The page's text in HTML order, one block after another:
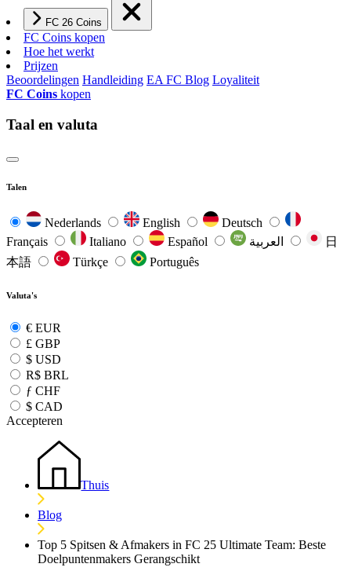
FC 26 Coins
FC Coins kopen
Hoe het werkt
Prijzen
Beoordelingen Handleiding EA FC Blog Loyaliteit
FC Coins kopen
Taal en valuta
Talen
Nederlands English
Deutsch
Français
Italiano Español
日
本語
Türkçe Português
Valuta's
€ EUR
£ GBP
$ USD
R$ BRL
ƒ CHF
$ CAD
Accepteren
Thuis
Blog
Top 5 Spitsen & Afmakers in FC 25 Ultimate Team: Beste
Doelpuntenmakers Gerangschikt